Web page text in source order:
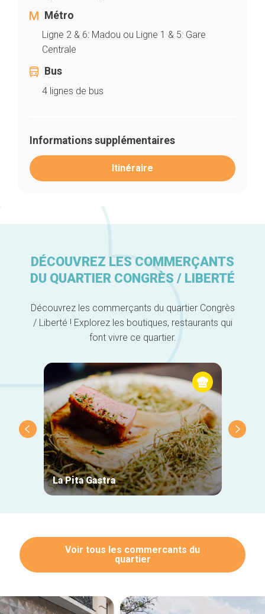
Bonnes adresses
Quartiers
Blog
Artisans
A propos
Métro
Ligne 2 & 6: Madou ou Ligne 1 & 5: Gare
Centrale
Bus
4 lignes de bus
Informations supplémentaires
Itinéraire
DÉCOUVREZ LES COMMERÇANTS
DU QUARTIER CONGRÈS / LIBERTÉ
Découvrez les commerçants du quartier Congrès
/ Liberté ! Explorez les boutiques, restaurants qui
font vivre ce quartier.
La Pita Gastra
Voir tous les commercants du
quartier